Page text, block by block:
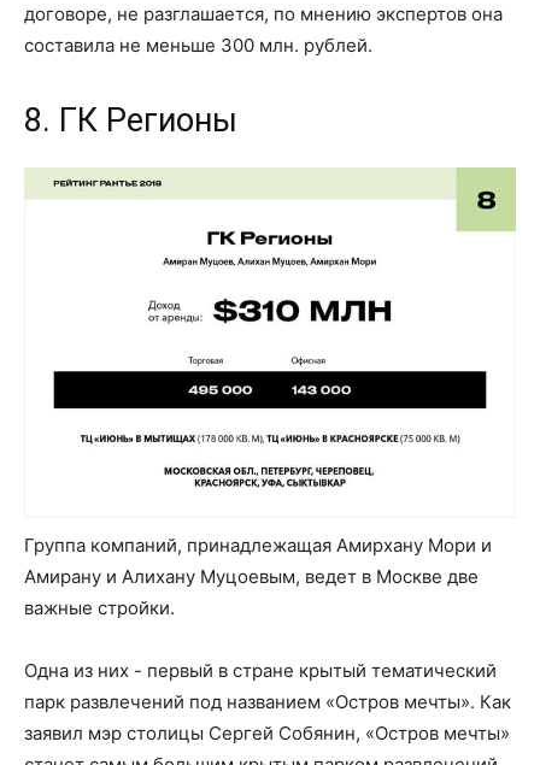
договоре, не разглашается, по мнению экспертов она
составила не меньше 300 млн. рублей.
8. ГК Регионы
Группа компаний, принадлежащая Амирхану Мори и
Амирану и Алихану Муцоевым, ведет в Москве две
важные стройки.
Одна из них - первый в стране крытый тематический
парк развлечений под названием «Остров мечты». Как
заявил мэр столицы Сергей Собянин, «Остров мечты»